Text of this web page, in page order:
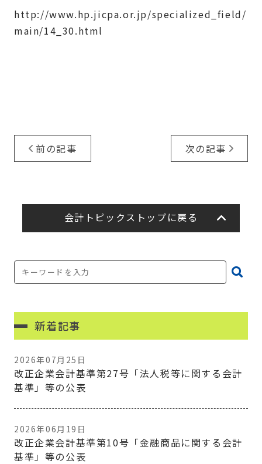
http://www.hp.jicpa.or.jp/specialized_field/
main/14_30.html
前の記事 次の記事
会計トピックストップに戻る
新着記事
2026年07月25日
改正企業会計基準第27号「法人税等に関する会計
基準」等の公表
2026年06月19日
改正企業会計基準第10号「金融商品に関する会計
基準」等の公表